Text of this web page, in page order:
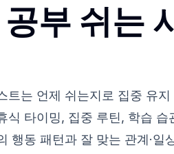
부 쉬는
트는 언제 쉬는지로 집중 유
식 타이밍, 집중 루틴, 학습
행동 패턴과 잘 맞는 관계·일